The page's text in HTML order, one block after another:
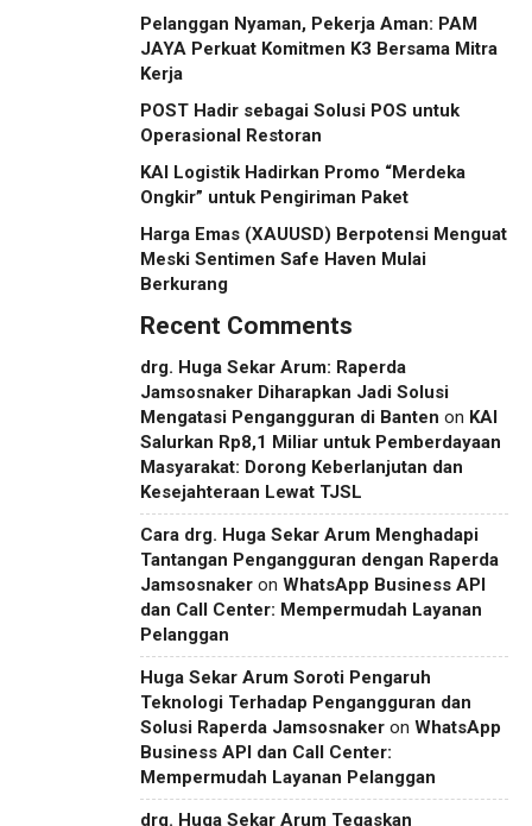
Pelanggan Nyaman, Pekerja Aman: PAM
JAYA Perkuat Komitmen K3 Bersama Mitra
Kerja
POST Hadir sebagai Solusi POS untuk
Operasional Restoran
KAI Logistik Hadirkan Promo “Merdeka
Ongkir” untuk Pengiriman Paket
Harga Emas (XAUUSD) Berpotensi Menguat
Meski Sentimen Safe Haven Mulai
Berkurang
Recent Comments
drg. Huga Sekar Arum: Raperda
Jamsosnaker Diharapkan Jadi Solusi
Mengatasi Pengangguran di Banten on KAI
Salurkan Rp8,1 Miliar untuk Pemberdayaan
Masyarakat: Dorong Keberlanjutan dan
Kesejahteraan Lewat TJSL
Cara drg. Huga Sekar Arum Menghadapi
Tantangan Pengangguran dengan Raperda
Jamsosnaker on WhatsApp Business API
dan Call Center: Mempermudah Layanan
Pelanggan
Huga Sekar Arum Soroti Pengaruh
Teknologi Terhadap Pengangguran dan
Solusi Raperda Jamsosnaker on WhatsApp
Business API dan Call Center:
Mempermudah Layanan Pelanggan
drg. Huga Sekar Arum Tegaskan